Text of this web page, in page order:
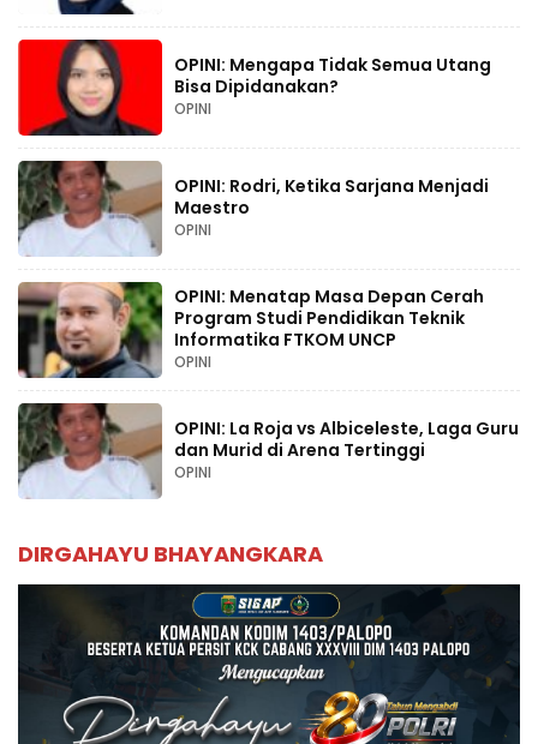
OPINI: Mengapa Tidak Semua Utang
Bisa Dipidanakan?
OPINI
OPINI: Rodri, Ketika Sarjana Menjadi
Maestro
OPINI
OPINI: Menatap Masa Depan Cerah
Program Studi Pendidikan Teknik
Informatika FTKOM UNCP
OPINI
OPINI: La Roja vs Albiceleste, Laga Guru
dan Murid di Arena Tertinggi
OPINI
DIRGAHAYU BHAYANGKARA